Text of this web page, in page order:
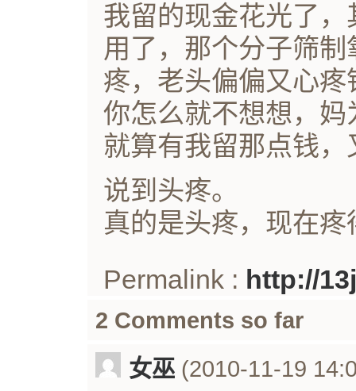
我留的现金花光了
用了，那个分子筛
疼，老头偏偏又心疼
你怎么就不想想，
就算有我留那点钱
说到头疼。
真的是头疼，现在
Permalink : http://
2 Comments so far
女巫 (2010-11-19